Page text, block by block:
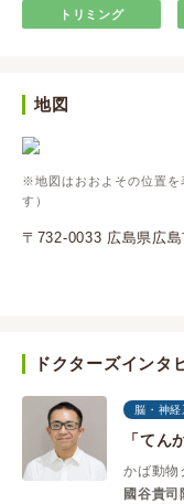
トリミング
地図
※地図はおおよその位置を
す）
〒732-0033 広島県広
ドクターズインタ
脳・神経
「てん
かば動物
國谷貴司